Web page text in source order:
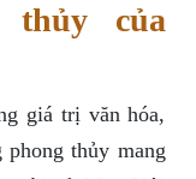
thủy của
giá trị văn hóa,
thủy mang